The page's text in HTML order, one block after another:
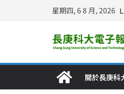
星期四, 6 8 月, 2026
關於長庚科